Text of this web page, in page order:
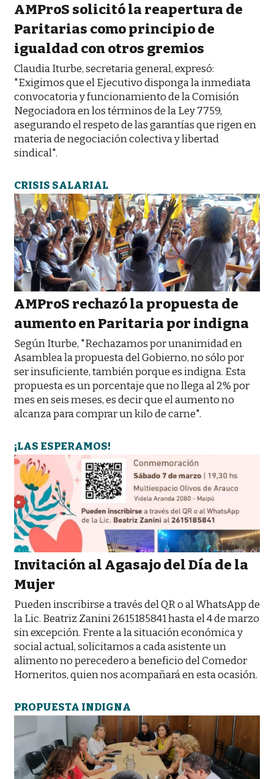
AMProS solicitó la reapertura de
Paritarias como principio de
igualdad con otros gremios
Claudia Iturbe, secretaria general, expresó:
"Exigimos que el Ejecutivo disponga la inmediata
convocatoria y funcionamiento de la Comisión
Negociadora en los términos de la Ley 7759,
asegurando el respeto de las garantías que rigen en
materia de negociación colectiva y libertad
sindical".
CRISIS SALARIAL
AMProS rechazó la propuesta de
aumento en Paritaria por indigna
Según Iturbe, "Rechazamos por unanimidad en
Asamblea la propuesta del Gobierno, no sólo por
ser insuficiente, también porque es indigna. Esta
propuesta es un porcentaje que no llega al 2% por
mes en seis meses, es decir que el aumento no
alcanza para comprar un kilo de carne".
¡LAS ESPERAMOS!
Invitación al Agasajo del Día de la
Mujer
Pueden inscribirse a través del QR o al WhatsApp de
la Lic. Beatriz Zanini 2615185841 hasta el 4 de marzo
sin excepción. Frente a la situación económica y
social actual, solicitamos a cada asistente un
alimento no perecedero a beneficio del Comedor
Horneritos, quien nos acompañará en esta ocasión.
PROPUESTA INDIGNA